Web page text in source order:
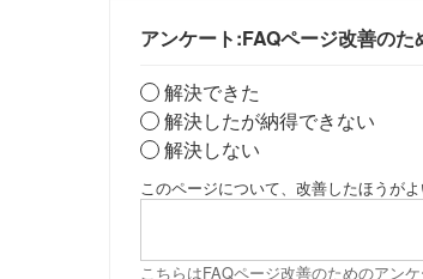
アンケート:FAQページ改善のた
解決できた
解決したが納得できない
解決しない
このページについて、改善したほうが
こちらはFAQページ改善のためのアン